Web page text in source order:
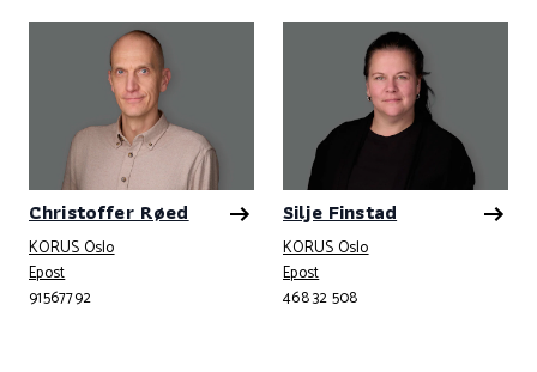
Christoffer Røed
KORUS Oslo
EpostTelefonnummer
91567792
Silje Finstad
KORUS Oslo
EpostTelefonnummer
468 32 508